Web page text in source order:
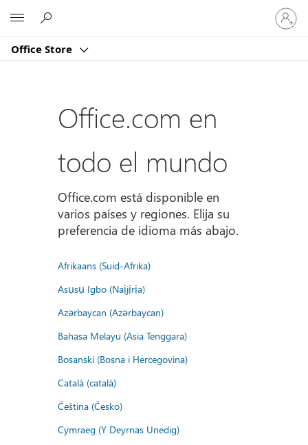
Office Store
Iniciar
sesión
en
cuenta
Office.com en
todo el mundo
Office.com está disponible en
varios países y regiones. Elija su
preferencia de idioma más abajo.
Afrikaans (Suid-Afrika)
Asụsụ Igbo (Naịjịrịa)
Azərbaycan (Azərbaycan)
Bahasa Melayu (Asia Tenggara)
Bosanski (Bosna i Hercegovina)
Català (català)
Čeština (Česko)
Cymraeg (Y Deyrnas Unedig)